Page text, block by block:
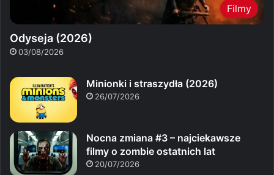
Filmy
Odyseja (2026)
03/08/2026
Minionki i straszydła (2026)
26/07/2026
Nocna zmiana #3 – najciekawsze
filmy o zombie ostatnich lat
20/07/2026